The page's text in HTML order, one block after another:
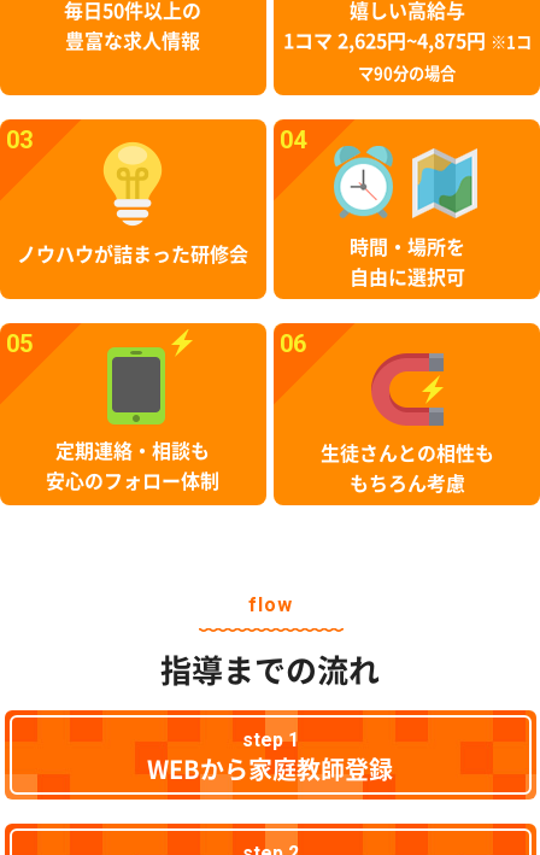
毎日50件以上の
豊富な求人情報
嬉しい高給与
1コマ 2,625円~4,875円
※1コ
マ90分の場合
03
ノウハウが詰まった研修会
04
時間・場所を
自由に選択可
05
定期連絡・相談も
安心のフォロー体制
06
生徒さんとの相性も
もちろん考慮
flow
指導までの流れ
step 1
WEBから家庭教師登録